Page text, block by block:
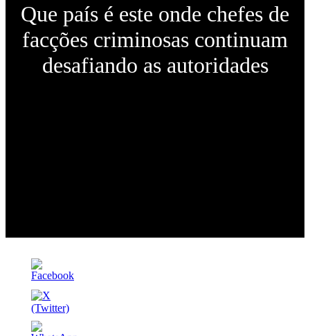
Que país é este onde chefes de
facções criminosas continuam
desafiando as autoridades